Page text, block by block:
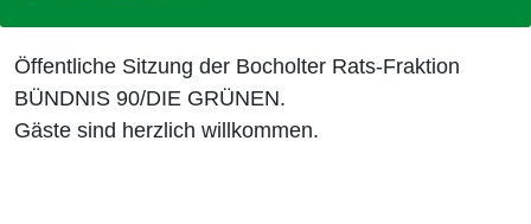
Öffentliche Sitzung der Bocholter Rats-Fraktion
BÜNDNIS 90/DIE GRÜNEN.
Gäste sind herzlich willkommen.